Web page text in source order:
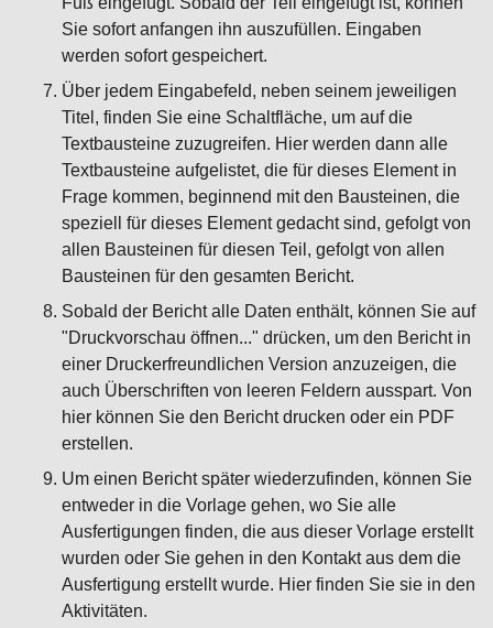
Sie sofort anfangen ihn auszufüllen. Eingaben
werden sofort gespeichert.
Über jedem Eingabefeld, neben seinem jeweiligen
Titel, finden Sie eine Schaltfläche, um auf die
Textbausteine zuzugreifen. Hier werden dann alle
Textbausteine aufgelistet, die für dieses Element in
Frage kommen, beginnend mit den Bausteinen, die
speziell für dieses Element gedacht sind, gefolgt von
allen Bausteinen für diesen Teil, gefolgt von allen
Bausteinen für den gesamten Bericht.
Sobald der Bericht alle Daten enthält, können Sie auf
"Druckvorschau öffnen..." drücken, um den Bericht in
einer Druckerfreundlichen Version anzuzeigen, die
auch Überschriften von leeren Feldern ausspart. Von
hier können Sie den Bericht drucken oder ein PDF
erstellen.
Um einen Bericht später wiederzufinden, können Sie
entweder in die Vorlage gehen, wo Sie alle
Ausfertigungen finden, die aus dieser Vorlage erstellt
wurden oder Sie gehen in den Kontakt aus dem die
Ausfertigung erstellt wurde. Hier finden Sie sie in den
Aktivitäten.